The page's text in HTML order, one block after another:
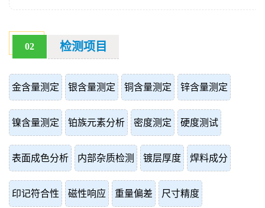
02 检测项目
金含量测定 银含量测定 铜含量测定 锌含量测定
镍含量测定 铂族元素分析 密度测定 硬度测试
表面成色分析 内部杂质检测 镀层厚度 焊料成分
印记符合性 磁性响应 重量偏差 尺寸精度